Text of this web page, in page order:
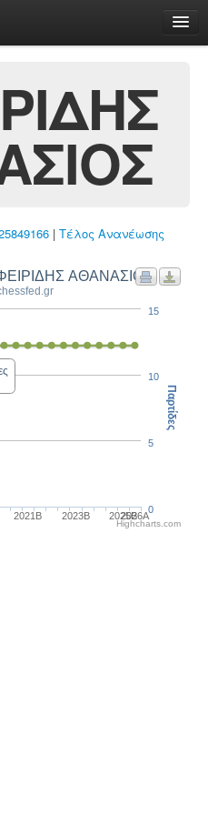
| Τέλος Ανανέωσης
ΕΛΟ και Παρτίδες ΖΑΦΕΙΡΙΔΗΣ ΑΘΑΝΑΣΙΟΣ
2021B 2023B 2025B
2026A
0
5
10
15
Παρτίδες
Highcharts.com